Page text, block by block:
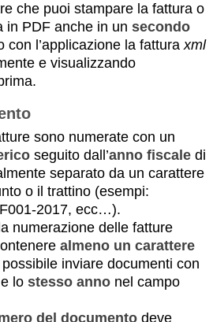
che puoi stampare la fattura o
in PDF anche in unsecondo
con l’applicazione la fatturaxml
e visualizzando
sono numerate con un
seguito dall’anno fiscale di
separato da un carattere
o il trattino (esempi:
2017, ecc…).
numerazione delle fatture
almeno un carattere
inviare documenti con
e lostesso anno nel campo
del documento deve